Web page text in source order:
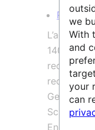
Paris-
L’activité
140
recherche (
Gestion,
Sciences
we
With
and
your
can